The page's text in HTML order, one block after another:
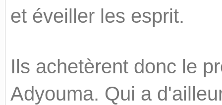
et éveiller les esprit.
Ils achetèrent donc le
Adyouma. Qui a